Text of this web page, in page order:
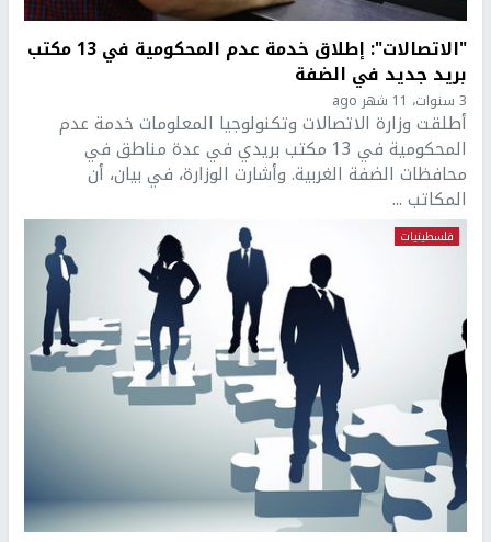
"الاتصالات": إطلاق خدمة عدم المحكومية في 13 مكتب
بريد جديد في الضفة
3 سنوات، 11 شهر ago
أطلقت وزارة الاتصالات وتكنولوجيا المعلومات خدمة عدم
المحكومية في 13 مكتب بريدي في عدة مناطق في
محافظات الضفة الغربية. وأشارت الوزارة، في بيان، أن
المكاتب ...
فلسطينيات